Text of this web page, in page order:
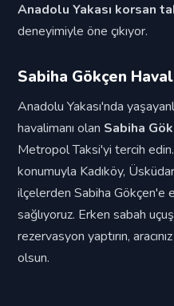
Anadolu Yakası korsan
deneyimiyle öne çıkıyor.
Sabiha Gökçen
Anadolu Yakası'nda
havalimanı olan Sabiha
Metropol Taksi'yi tercih
konumuyla Kadıköy,
ilçelerden Sabiha Gökçen'e
sağlıyoruz. Erken sabah
rezervasyon yaptırın,
olsun.